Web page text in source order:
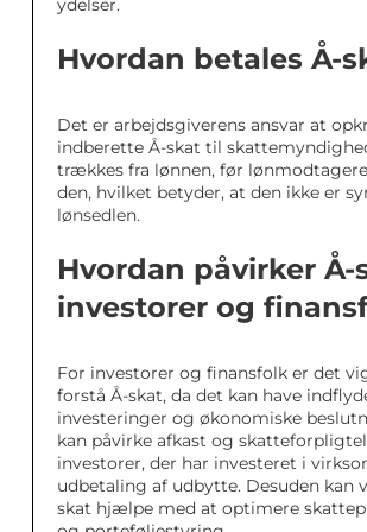
ydelser.
Hvordan betales Å-
Det er arbejdsgiverens ansvar at
indberette Å-skat til
trækkes fra lønnen, før
den, hvilket betyder, at den ikke er
lønsedlen.
Hvordan påvirker Å-
investorer og
For investorer og finansfolk er det
forstå Å-skat, da det kan have
investeringer og økonomiske
kan påvirke afkast og
investorer, der har investeret i
udbetaling af udbytte. Desuden kan
skat hjælpe med at optimere